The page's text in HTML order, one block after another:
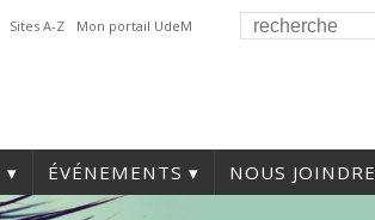
Sites A-Z Mon portail UdeM
ÉVÉNEMENTS NOUS JOINDRE